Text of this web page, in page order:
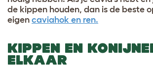
de kippen houden, dan is de beste
eigen caviahok en ren.
KIPPEN EN
ELKAAR